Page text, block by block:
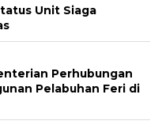
Unit Siaga
Perhubungan
Pelabuhan Feri di